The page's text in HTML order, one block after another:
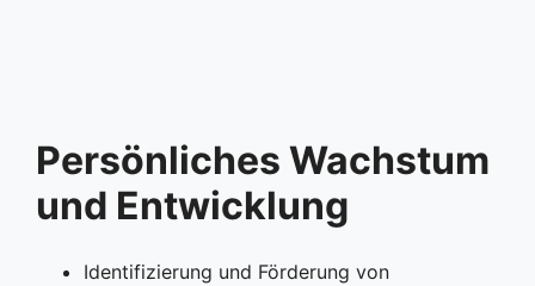
Persönliches Wachstum
und Entwicklung
Identifizierung und Förderung von